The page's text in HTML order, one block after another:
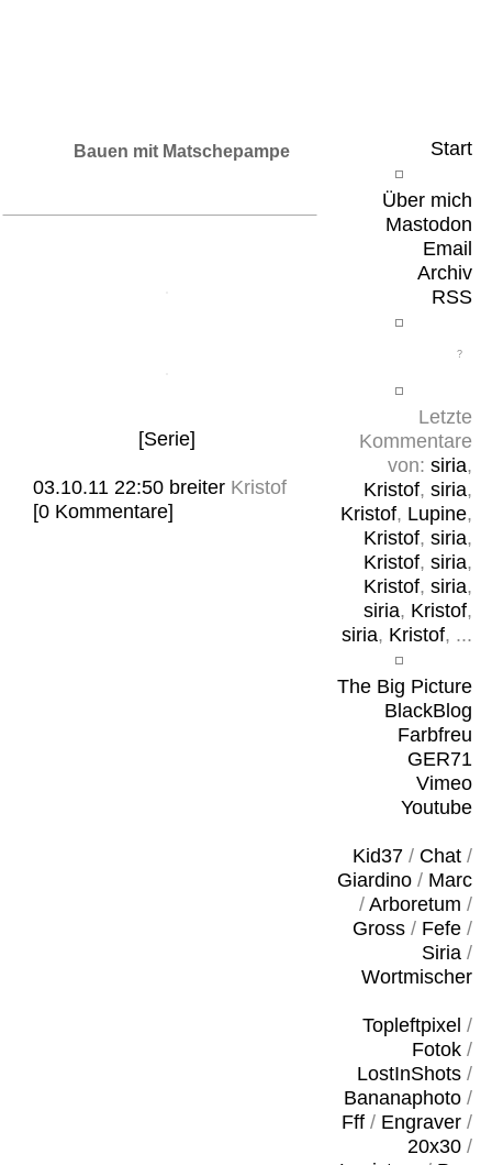
Start
Über mich
Mastodon
Email
Archiv
RSS
Letzte
Kommentare
von: siria,
Kristof, siria,
Kristof, Lupine,
Kristof, siria,
Kristof, siria,
Kristof, siria,
siria, Kristof,
siria, Kristof, ...
The Big Picture
BlackBlog
Farbfreu
GER71
Vimeo
Youtube
Kid37/ Chat/
Giardino/ Marc
/ Arboretum /
Gross/ Fefe/
Siria/
Wortmischer
Topleftpixel /
Fotok/
LostInShots/
Bananaphoto/
Fff/ Engraver/
20x30/
Bauen mit Matschepampe
[Serie]
03.10.11 22:50 breiter Kristof
[0 Kommentare]